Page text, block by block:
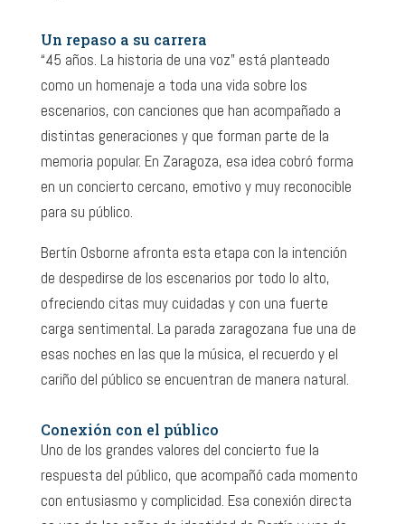
Un repaso a su carrera
“45 años. La historia de una voz” está planteado
como un homenaje a toda una vida sobre los
escenarios, con canciones que han acompañado a
distintas generaciones y que forman parte de la
memoria popular. En Zaragoza, esa idea cobró forma
en un concierto cercano, emotivo y muy reconocible
para su público.
Bertín Osborne afronta esta etapa con la intención
de despedirse de los escenarios por todo lo alto,
ofreciendo citas muy cuidadas y con una fuerte
carga sentimental. La parada zaragozana fue una de
esas noches en las que la música, el recuerdo y el
cariño del público se encuentran de manera natural.
Conexión con el público
Uno de los grandes valores del concierto fue la
respuesta del público, que acompañó cada momento
con entusiasmo y complicidad. Esa conexión directa